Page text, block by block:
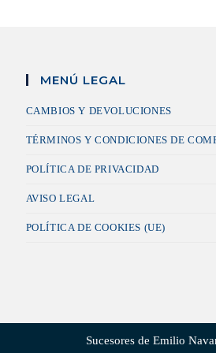
MENÚ LEGAL
CAMBIOS Y DEVOLUCIONES
TÉRMINOS Y CONDICIONES DE
POLÍTICA DE PRIVACIDAD
AVISO LEGAL
POLÍTICA DE COOKIES (UE)
Sucesores de Emilio